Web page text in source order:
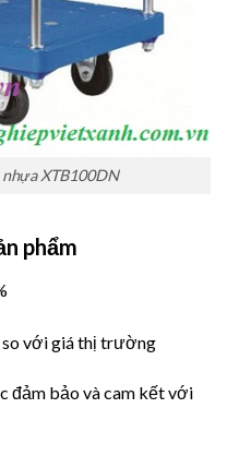
XTB100DN
phẩm
với giá thị trường
đảm bảo và cam kết với